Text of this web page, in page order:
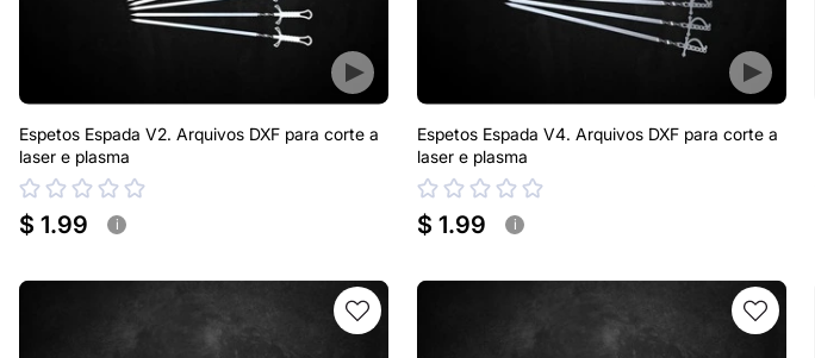
Espetos Espada V2. Arquivos DXF para corte a
laser e plasma
$ 1.99 i
Espetos Espada V4. Arquivos DXF para corte a
laser e plasma
$ 1.99 i